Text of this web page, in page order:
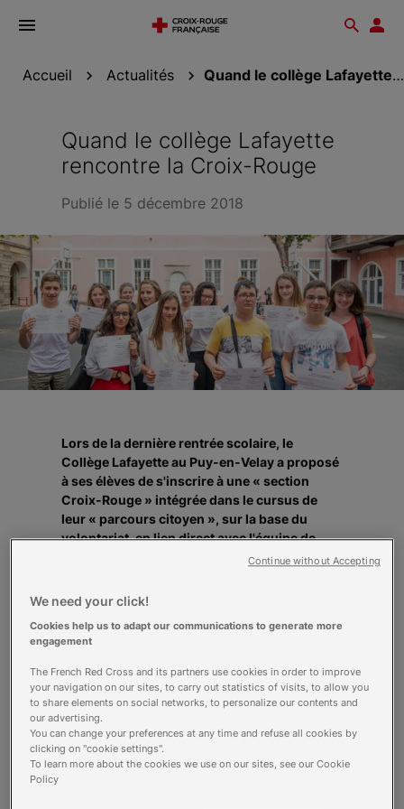
Ouvrir
Accueil Actualités Quand le collège Lafayette rencontre la...
Quand le collège Lafayette
rencontre la Croix-Rouge
Publié le 5 décembre 2018
Lors de la dernière rentrée scolaire, le
Collège Lafayette au Puy-en-Velay a proposé
à ses élèves de s'inscrire à une « section
Croix-Rouge » intégrée dans le cursus de
leur « parcours citoyen », sur la base du
volontariat, en lien direct avec l'équipe de
succès. Elle sera réitérée la prochaine rentrée
et initiée sur d'autres territoires.La section
Croix-Rouge « Nous avons construit cette
gré des idées qui ont émergé tout au long de
l'année. Nos objectifs étaient de sensibiliser et
d'impliquer les jeunes dans le monde de la
solidarité, de donner du corps et du concret à
la notion d'engagement ». Emmanuel Forestier,
le principal du Collège Lafayette, à l'origine de
We need your click!
Cookies help us to adapt our communications to generate more
engagement
The French Red Cross and its partners use cookies in order to improve
your navigation on our sites, to carry out statistics of visits, to allow you
to share elements on social networks, to personalize our contents and
our advertising.
You can change your preferences at any time and refuse all cookies by
clicking on "cookie settings".
To learn more about the cookies we use on our sites, see our Cookie
Policy
Continue without Accepting